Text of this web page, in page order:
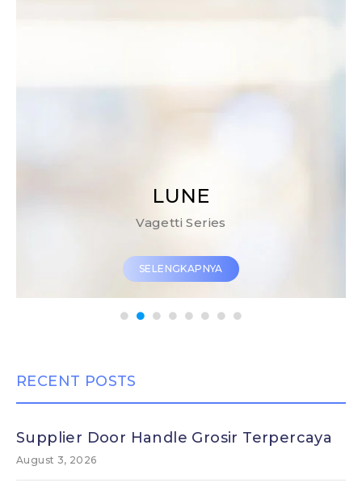
GT/ONS 6 SS
Flush Bolt
SELENGKAPNYA
RECENT POSTS
Supplier Door Handle Grosir Terpercaya
August 3, 2026